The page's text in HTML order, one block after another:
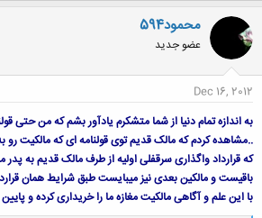
ن
ا
محمود594
عضو جدید
Dec 16, 2012
به اندازه تمام دنیا از شما متشکرم یادآور بشم که من حتی
..مشاهده کردم که مالک قدیم توی قولنامه ای که مالکیت رو
که قرارداد واگذاری سرقفلی اولیه از طرف مالک قدیم به
باقیست و مالکین بعدی نیز میبایست طبق شرایط همان
با این علم و آگاهی مالکیت مغازه ما را خریداری کرده و پایین